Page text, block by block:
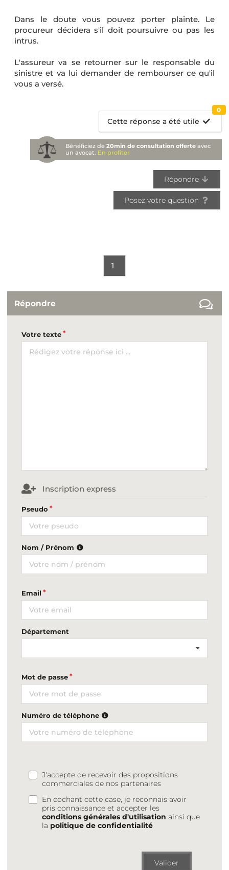
Dans le doute vous pouvez porter plainte. Le
procureur décidera s'il doit poursuivre ou pas les
intrus.
L'assureur va se retourner sur le responsable du
sinistre et va lui demander de rembourser ce qu'il
vous a versé.
Cette réponse a été utile
0
Bénéficiez de20min de consultation offerte avec
un avocat. En profiter
Répondre
Posez votre question
1
Répondre
Votre texte
Inscription express
Pseudo
Nom / Prénom
Email
Département
Mot de passe
Numéro de téléphone
J'accepte de recevoir des propositions
commerciales de nos partenaires
En cochant cette case, je reconnais avoir
pris connaissance et accepter les
conditions générales d'utilisation ainsi que
la politique de confidentialité
Valider